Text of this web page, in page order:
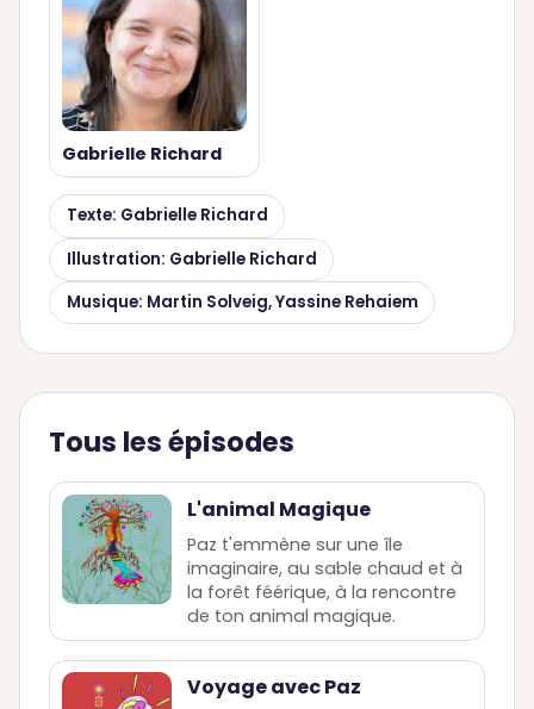
Gabrielle Richard
Texte: Gabrielle Richard
Illustration: Gabrielle Richard
Musique: Martin Solveig, Yassine Rehaiem
Tous les épisodes
L'animal Magique
Paz t'emmène sur une île
imaginaire, au sable chaud et à
la forêt féérique, à la rencontre
de ton animal magique.
Voyage avec Paz